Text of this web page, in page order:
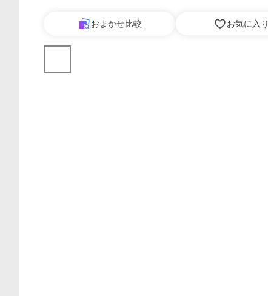
おまかせ比較 お気に入り